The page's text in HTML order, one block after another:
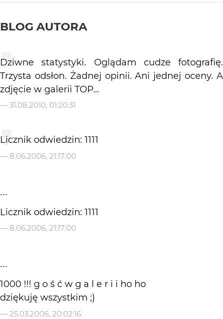
BLOG AUTORA
Dziwne statystyki. Oglądam cudze fotografię.
Trzysta odsłon. Żadnej opinii. Ani jednej oceny. A
zdjęcie w galerii TOP...
— 31.08.2010, 01:20:31
Licznik odwiedzin: 1111
— 8.06.2006, 21:17:00
...
Licznik odwiedzin: 1111
— 8.06.2006, 21:17:00
...
1000 !!! g o ś ć w g a l e r i i ho ho
dziękuję wszystkim ;)
— 25.03.2006, 20:02:16